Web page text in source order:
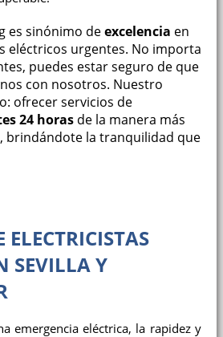
es sinónimo deexcelencia en
eléctricos urgentes. No importa
puedes estar seguro de que
con nosotros. Nuestro
ofrecer servicios de
24 horasde la manera más
brindándote la tranquilidad que
ELECTRICISTAS
SEVILLA Y
emergencia eléctrica, la rapidez y